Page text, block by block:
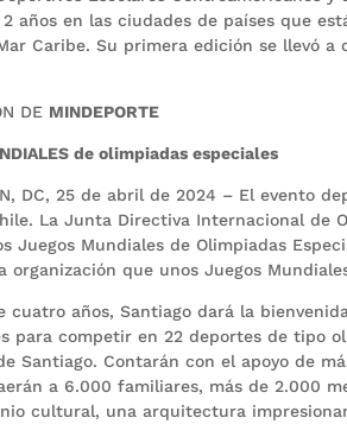
2 años en las ciudades de países que
Caribe. Su primera edición se llevó
DE MINDEPORTE
de olimpiadas especiales
DC, 25 de abril de 2024 – El evento
La Junta Directiva Internacional de
Juegos Mundiales de Olimpiadas
organización que unos Juegos
cuatro años, Santiago dará la
para competir en 22 deportes de tipo
Santiago. Contarán con el apoyo de
a 6.000 familiares, más de 2.000
cultural, una arquitectura